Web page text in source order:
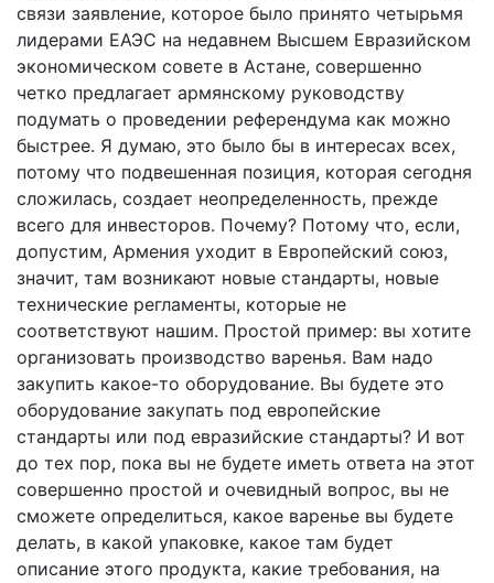
связи заявление, которое было принято четырьмя
лидерами ЕАЭС на недавнем Высшем Евразийском
экономическом совете в Астане, совершенно
четко предлагает армянскому руководству
подумать о проведении референдума как можно
быстрее. Я думаю, это было бы в интересах всех,
потому что подвешенная позиция, которая сегодня
сложилась, создает неопределенность, прежде
всего для инвесторов. Почему? Потому что, если,
допустим, Армения уходит в Европейский союз,
значит, там возникают новые стандарты, новые
технические регламенты, которые не
соответствуют нашим. Простой пример: вы хотите
организовать производство варенья. Вам надо
закупить какое-то оборудование. Вы будете это
оборудование закупать под европейские
стандарты или под евразийские стандарты? И вот
до тех пор, пока вы не будете иметь ответа на этот
совершенно простой и очевидный вопрос, вы не
сможете определиться, какое варенье вы будете
делать, в какой упаковке, какое там будет
описание этого продукта, какие требования, на